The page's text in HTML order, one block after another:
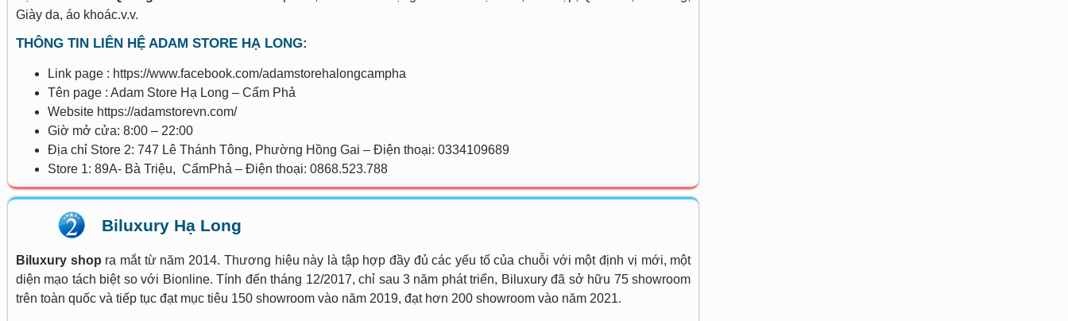
Giày da, áo khoác.v.v.
THÔNG TIN LIÊN HỆ ADAM STORE HẠ LONG:
Link page : https://www.facebook.com/adamstorehalongcampha
Tên page : Adam Store Hạ Long – Cẩm Phả
Website https://adamstorevn.com/
Giờ mở cửa: 8:00 – 22:00
Địa chỉ Store 2: 747 Lê Thánh Tông, Phường Hồng Gai – Điện thoại: 0334109689
Store 1: 89A- Bà Triệu, CẩmPhả – Điện thoại: 0868.523.788
Biluxury Hạ Long
Biluxury shop ra mắt từ năm 2014. Thương hiệu này là tập hợp đầy đủ các yếu tố của chuỗi với một định vị mới, một
diện mạo tách biệt so với Bionline. Tính đến tháng 12/2017, chỉ sau 3 năm phát triển, Biluxury đã sở hữu 75 showroom
trên toàn quốc và tiếp tục đạt mục tiêu 150 showroom vào năm 2019, đạt hơn 200 showroom vào năm 2021.